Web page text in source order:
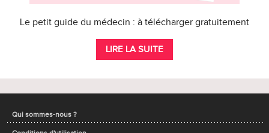
Le petit guide du médecin : à télécharger gratuitement
LIRE LA SUITE
Qui sommes-nous ?